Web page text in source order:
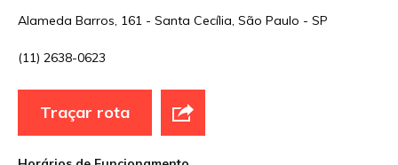
Sua avaliação
Alameda Barros, 161 - Santa Cecília, São Paulo - SP
(11) 2638-0623
Traçar rota